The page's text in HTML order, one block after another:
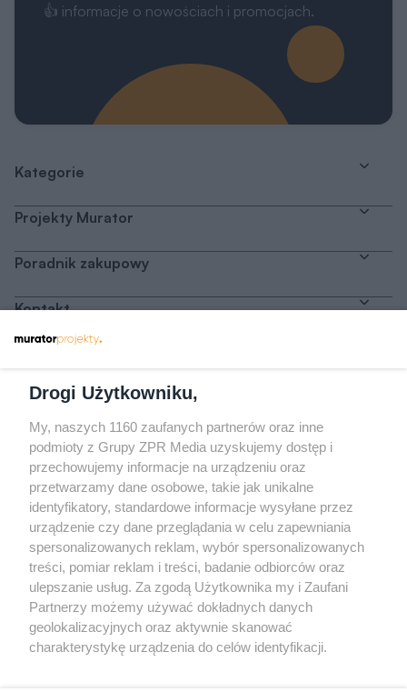
👍 informacje o nowościach i promocjach.
Kategorie
Projekty Murator
Poradnik zakupowy
Kontakt
Odwiedź grupę na Facebooku
Gdybym budował drugi raz - mądry Polak
przed budową
Forum Muratora
Drogi Użytkowniku,
My, naszych 1160 zaufanych partnerów oraz inne
podmioty z Grupy ZPR Media uzyskujemy dostęp i
przechowujemy informacje na urządzeniu oraz
przetwarzamy dane osobowe, takie jak unikalne
identyfikatory, standardowe informacje wysyłane przez
urządzenie czy dane przeglądania w celu zapewniania
spersonalizowanych reklam, wybór spersonalizowanych
treści, pomiar reklam i treści, badanie odbiorców oraz
ulepszanie usług. Za zgodą Użytkownika my i Zaufani
Partnerzy możemy używać dokładnych danych
geolokalizacyjnych oraz aktywnie skanować
charakterystykę urządzenia do celów identyfikacji.